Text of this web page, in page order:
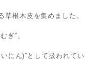
根木皮を集めました。
ぎ”。
にん)”として扱われてい